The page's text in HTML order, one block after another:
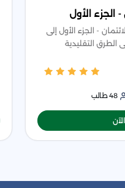
الجزء الأول
- الجزء الأول إلى
الطرق التقليدية
48 طالب